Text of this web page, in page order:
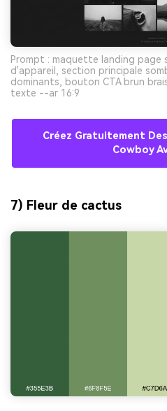
Prompt : maquette landing page
d'appareil, section principale
dominants, bouton CTA brun
texte --ar 16:9
Créez Gratuitement
Cowboy
7) Fleur de cactus